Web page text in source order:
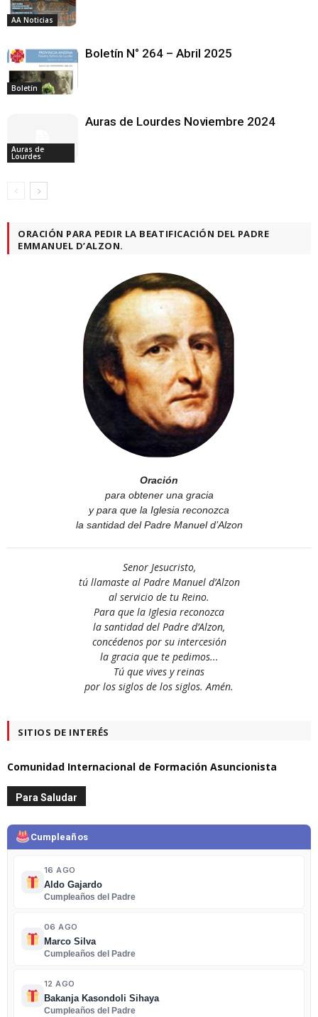
AA Noticias
Boletín
Boletín N° 264 – Abril 2025
Auras de
Lourdes
Auras de Lourdes Noviembre 2024
ORACIÓN PARA PEDIR LA BEATIFICACIÓN DEL PADRE
EMMANUEL D’ALZON.
Oración
para obtener una gracia
y para que la Iglesia reconozca
la santidad del Padre Manuel d’Alzon
Senor Jesucristo,
tú llamaste al Padre Manuel d’Alzon
al servicio de tu Reino.
Para que la Iglesia reconozca
la santidad del Padre d’Alzon,
concédenos por su intercesión
la gracia que te pedimos...
Tú que vives y reinas
por los siglos de los siglos. Amén.
SITIOS DE INTERÉS
Comunidad Internacional de Formación Asuncionista
Para Saludar
Cumpleaños
16 AGO
Aldo Gajardo
Cumpleaños del Padre
06 AGO
Marco Silva
Cumpleaños del Padre
12 AGO
Bakanja Kasondoli Sihaya
Cumpleaños del Padre